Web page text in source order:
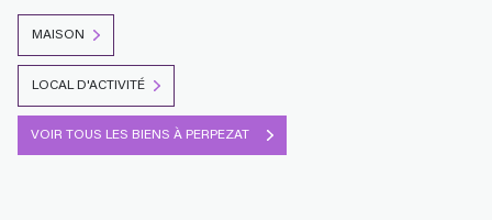
MAISON
LOCAL D'ACTIVITÉ
VOIR TOUS LES BIENS À PERPEZAT